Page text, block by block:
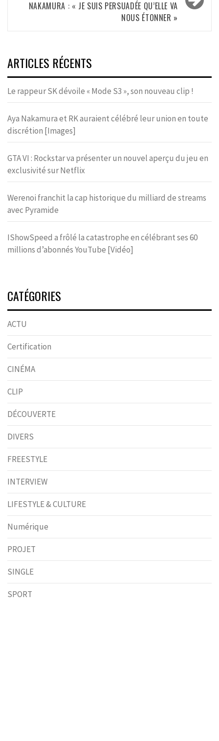
NAKAMURA : « JE SUIS PERSUADÉE QU’ELLE VA
NOUS ÉTONNER »
ARTICLES RÉCENTS
Le rappeur SK dévoile « Mode S3 », son nouveau clip !
Aya Nakamura et RK auraient célébré leur union en toute
discrétion [Images]
GTA VI : Rockstar va présenter un nouvel aperçu du jeu en
exclusivité sur Netflix
Werenoi franchit la cap historique du milliard de streams
avec Pyramide
IShowSpeed a frôlé la catastrophe en célébrant ses 60
millions d’abonnés YouTube [Vidéo]
CATÉGORIES
ACTU
Certification
CINÉMA
CLIP
DÉCOUVERTE
DIVERS
FREESTYLE
INTERVIEW
LIFESTYLE & CULTURE
Numérique
PROJET
SINGLE
SPORT